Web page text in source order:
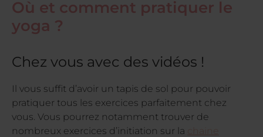
Où et comment pratiquer le
yoga ?
Chez vous avec des vidéos !
Il vous suffit d’avoir un tapis de sol pour pouvoir
pratiquer tous les exercices parfaitement chez
vous. Vous pourrez notamment trouver de
nombreux exercices d’initiation sur la
chaine